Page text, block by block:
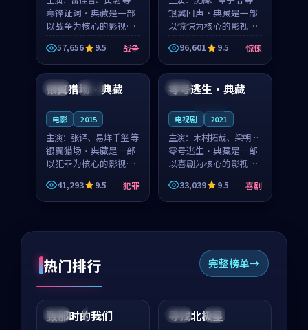
寒锋证词·典藏是一部
以战争为核心的影视作
品，围绕危机、反转与
人物成长展开，整体节
奏紧凑，值得推荐观
看。
57,656 9.5 战争
银翼回声·典藏是一部
以惊悚为核心的影视作
品，围绕危机、反转与
人物成长展开，整体节
奏紧凑，值得推荐观
看。
96,601 9.5 惊悚
美国 高分
银翼猎场·典藏
电影 2015
主演： 张译、易烊千玺 等
银翼猎场·典藏是一部
以犯罪为核心的影视作
品，围绕危机、反转与
人物成长展开，整体节
奏紧凑，值得推荐观
41,293 9.5 犯罪
泰国
零号逃生·典藏
电视剧 2021
主演： 木村拓哉、梁朝伟
等
零号逃生·典藏是一部
以喜剧为核心的影视作
品，围绕危机、反转与
人物成长展开，整体节
奏紧凑，值得推荐观
33,039 9.5 喜剧
热门排行 完整榜单
中国 4K
99:22
致那时的我们 中国 4K
99:18
寻找北极星